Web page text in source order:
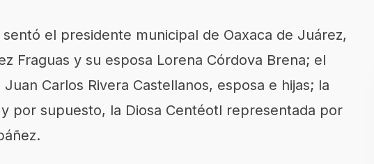
el presidente municipal de Oaxaca de Juárez,
Fraguas y su esposa Lorena Córdova Brena; el
Carlos Rivera Castellanos, esposa e hijas; la
por supuesto, la Diosa Centéotl representada por